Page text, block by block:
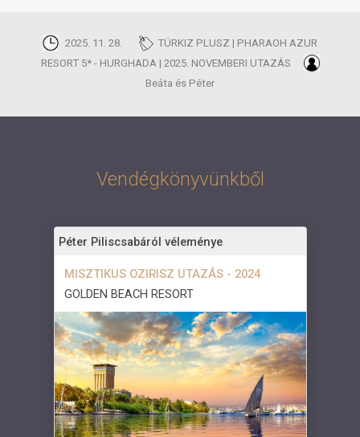
2025. 11. 28.
TÜRKIZ PLUSZ | PHARAOH AZUR
RESORT 5* - HURGHADA | 2025. NOVEMBERI UTAZÁS
Beáta és Péter
Vendégkönyvünkből
Péter Piliscsabáról véleménye
MISZTIKUS OZIRISZ UTAZÁS - 2024
GOLDEN BEACH RESORT